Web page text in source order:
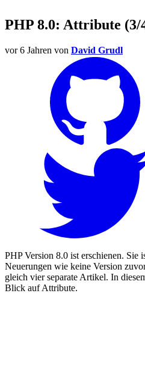
PHP 8.0: Attribute (3/
vor 6 Jahren von David Grudl
PHP Version 8.0 ist erschienen. Sie
Neuerungen wie keine Version
gleich vier separate Artikel. In
Blick auf Attribute.